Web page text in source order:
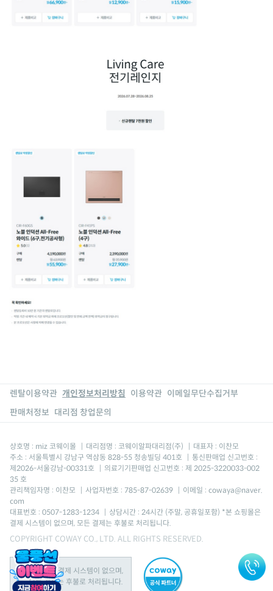
렌탈이용약관 개인정보처리방침 이용약관 이메일무단수집거부
판매처정보 대리점 창업문의
상호명 : miz 코웨이몰 대리점명 : 코웨이알파대리점(주)
대표자 : 이찬모
주소 : 서울특별시 강남구 역삼동 828-55 청송빌딩 401호
통신판매업 신고번호 :
제2026-서울강남-00331호
의료기기판매업 신고번호 : 제 2025-3220033-002
35 호
관리책임자명 : 이찬모
사업자번호 : 785-87-02639
이메일 : cowaya@naver.
com
대표번호 : 0507-1283-1234
상담시간 : 24시간 (주말, 공휴일포함) *본 쇼핑몰은
결제 시스템이 없으며, 모든 결제는 후불로 처리됩니다.
COPYRIGHT COWAY CO., LTD. ALL RIGHTS RESERVED.
본 쇼핑몰은 결제 시스템이 없으며,
모든 결제는 후불로 처리됩니다.